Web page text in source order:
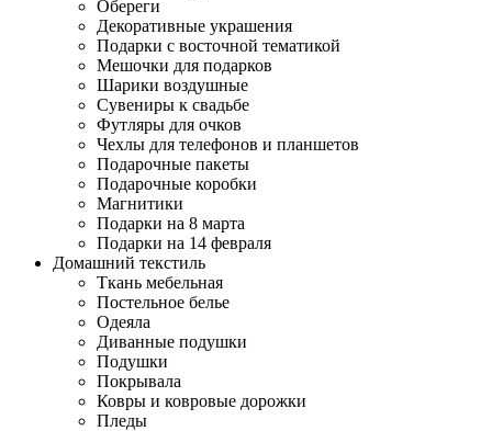
Обереги
Декоративные украшения
Подарки с восточной тематикой
Мешочки для подарков
Шарики воздушные
Сувениры к свадьбе
Футляры для очков
Чехлы для телефонов и планшетов
Подарочные пакеты
Подарочные коробки
Магнитики
Подарки на 8 марта
Подарки на 14 февраля
Домашний текстиль
Ткань мебельная
Постельное белье
Одеяла
Диванные подушки
Подушки
Покрывала
Ковры и ковровые дорожки
Пледы